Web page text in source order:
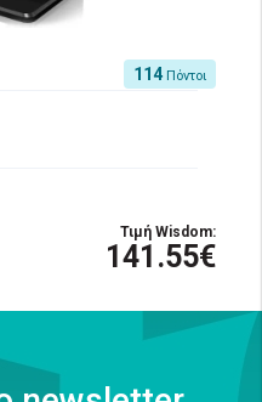
114 Πόντοι
Τιμή Wisdom:
141.55€